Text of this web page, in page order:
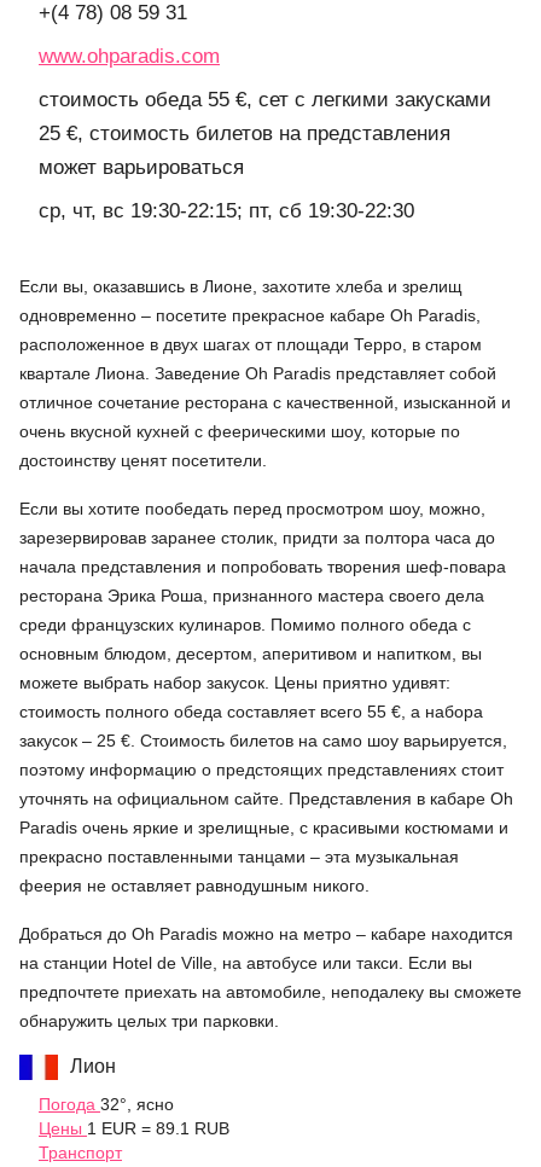
+(4 78) 08 59 31
www.ohparadis.com
стоимость обеда 55 €, сет с легкими закусками
25 €, стоимость билетов на представления
может варьироваться
ср, чт, вс 19:30-22:15; пт, сб 19:30-22:30
Если вы, оказавшись в Лионе, захотите хлеба и зрелищ
одновременно – посетите прекрасное кабаре Oh Paradis,
расположенное в двух шагах от площади Терро, в старом
квартале Лиона. Заведение Oh Paradis представляет собой
отличное сочетание ресторана с качественной, изысканной и
очень вкусной кухней с феерическими шоу, которые по
достоинству ценят посетители.
Если вы хотите пообедать перед просмотром шоу, можно,
зарезервировав заранее столик, придти за полтора часа до
начала представления и попробовать творения шеф-повара
ресторана Эрика Роша, признанного мастера своего дела
среди французских кулинаров. Помимо полного обеда с
основным блюдом, десертом, аперитивом и напитком, вы
можете выбрать набор закусок. Цены приятно удивят:
стоимость полного обеда составляет всего 55 €, а набора
закусок – 25 €. Стоимость билетов на само шоу варьируется,
поэтому информацию о предстоящих представлениях стоит
уточнять на официальном сайте. Представления в кабаре Oh
Paradis очень яркие и зрелищные, с красивыми костюмами и
прекрасно поставленными танцами – эта музыкальная
феерия не оставляет равнодушным никого.
Добраться до Oh Paradis можно на метро – кабаре находится
на станции Hotel de Ville, на автобусе или такси. Если вы
предпочтете приехать на автомобиле, неподалеку вы сможете
обнаружить целых три парковки.
Лион
Погода 32°, ясно
Цены 1 EUR = 89.1 RUB
Транспорт